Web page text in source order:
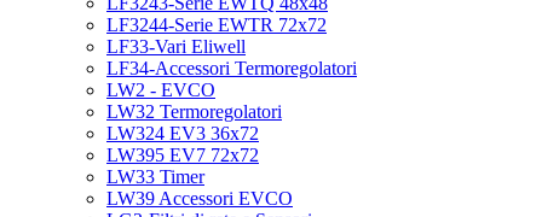
LF3244-Serie EWTR 72x72
LF33-Vari Eliwell
LF34-Accessori Termoregolatori
LW2 - EVCO
LW32 Termoregolatori
LW324 EV3 36x72
LW395 EV7 72x72
LW33 Timer
LW39 Accessori EVCO